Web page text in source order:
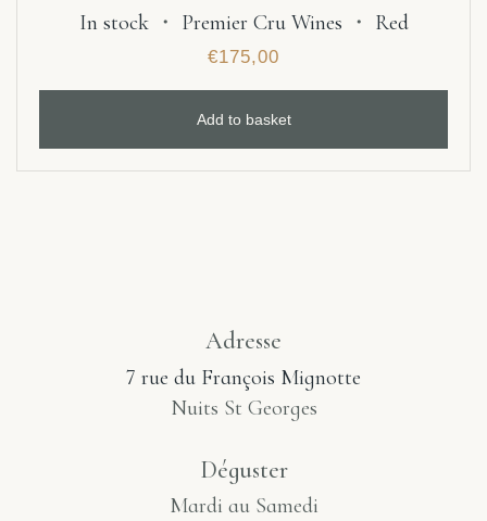
In stock・ Premier Cru Wines ・ Red
€175,00
Add to basket
Adresse
7 rue du François Mignotte
Nuits St Georges
Déguster
Mardi au Samedi